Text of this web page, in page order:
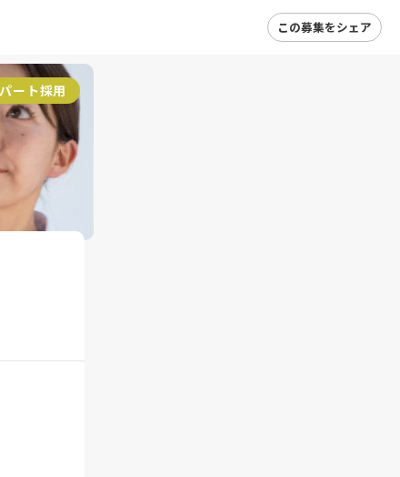
この募集をシェア
ート採用